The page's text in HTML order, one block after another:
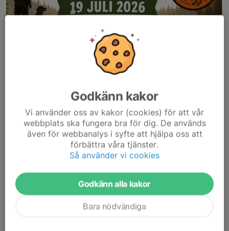
Godkänn kakor
Vi använder oss av kakor (cookies) för att vår
webbplats ska fungera bra för dig. De används
även för webbanalys i syfte att hjälpa oss att
förbättra våra tjänster.
Så använder vi cookies
Godkänn alla kakor
Bara nödvändiga